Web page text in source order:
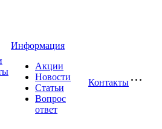
Информация
Акции
Новости
Статьи
Вопрос
ответ
Контакты